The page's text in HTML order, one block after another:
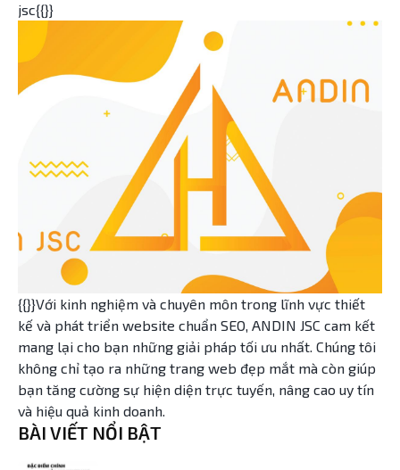
jsc{{}}
{{}}Với kinh nghiệm và chuyên môn trong lĩnh vực thiết
kế và phát triển website chuẩn SEO, ANDIN JSC cam kết
mang lại cho bạn những giải pháp tối ưu nhất. Chúng tôi
không chỉ tạo ra những trang web đẹp mắt mà còn giúp
bạn tăng cường sự hiện diện trực tuyến, nâng cao uy tín
và hiệu quả kinh doanh.
BÀI VIẾT NỔI BẬT